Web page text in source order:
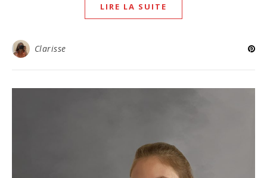
LIRE LA SUITE
Clarisse